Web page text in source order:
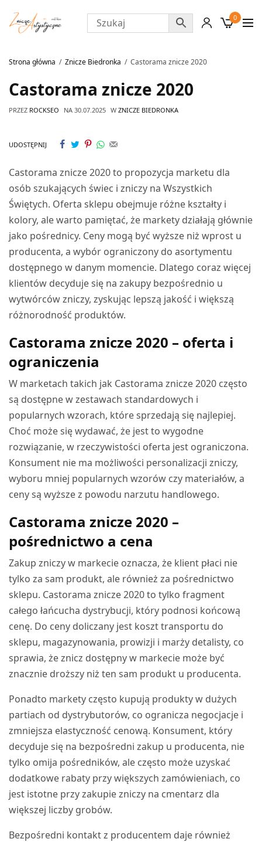
0
Strona główna Znicze Biedronka Castorama znicze 2020
Castorama znicze 2020
PRZEZ ROCKSEO NA 30.07.2025 W ZNICZE BIEDRONKA
UDOSTĘPNIJ
Castorama znicze 2020 to propozycja marketu dla
osób szukających świec i zniczy na Wszystkich
Świętych. Oferta sklepu obejmuje różne kształty i
kolory, ale warto pamiętać, że markety działają głównie
jako pośrednicy. Ceny mogą być wyższe niż wprost u
producenta, a wybór ograniczony do asortymentu
dostępnego w danym momencie. Dlatego coraz więcej
klientów decyduje się na zakupy bezpośrednio u
wytwórców zniczy, zyskując lepszą jakość i większą
różnorodność produktów.
Castorama znicze 2020 – oferta i
ograniczenia
W marketach takich jak Castorama znicze 2020 często
są dostępne w zestawach standardowych i
popularnych wzorach, które sprzedają się najlepiej.
Choć może się wydawać, że jest to wygodne
rozwiązanie, w rzeczywistości oferta jest ograniczona.
Konsument nie ma możliwości personalizacji zniczy,
wyboru mniej popularnych wzorów czy materiałów, a
ceny są wyższe z powodu narzutu handlowego.
Castorama znicze 2020 –
pośrednictwo a cena
Zakup zniczy w markecie oznacza, że klient płaci nie
tylko za sam produkt, ale również za pośrednictwo
sklepu. Castorama znicze 2020 to tylko fragment
całego łańcucha dystrybucji, który podnosi końcową
cenę. Do ceny doliczany jest koszt transportu do
sklepu, magazynowania, prowizji i marży detalisty, co
sprawia, że znicz dostępny w markecie może być
znacznie droższy niż ten sam produkt u producenta.
Ponadto markety często kupują produkty w dużych
partiach od dystrybutorów, co ogranicza negocjacje i
zmniejsza elastyczność cenową. Konsument, który
decyduje się na bezpośredni zakup u producenta, nie
tylko omija pośredników, ale często może uzyskać
dodatkowe rabaty przy większych zamówieniach, co
jest istotne przy zakupie zniczy na cmentarz dla
większej liczby grobów.
Bezpośredni kontakt z producentem daje również